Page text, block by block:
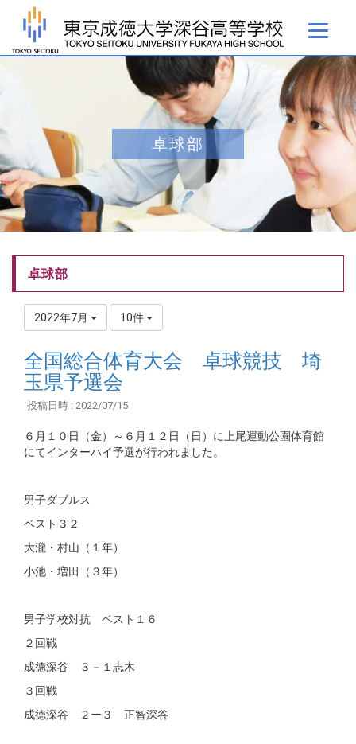
卓球部
卓球部
2022年7月 10件
全国総合体育大会 卓球競技 埼
玉県予選会
投稿日時 : 2022/07/15
６月１０日（金）～６月１２日（日）に上尾運動公園体育館
にてインターハイ予選が行われました。
男子ダブルス
ベスト３２
大瀧・村山（１年）
小池・増田（３年）
男子学校対抗 ベスト１６
２回戦
成徳深谷 ３－１志木
３回戦
成徳深谷 ２ー３ 正智深谷